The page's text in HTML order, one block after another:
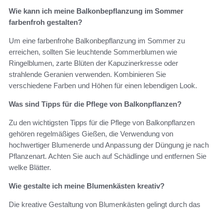
Wie kann ich meine Balkonbepflanzung im Sommer
farbenfroh gestalten?
Um eine farbenfrohe Balkonbepflanzung im Sommer zu
erreichen, sollten Sie leuchtende Sommerblumen wie
Ringelblumen, zarte Blüten der Kapuzinerkresse oder
strahlende Geranien verwenden. Kombinieren Sie
verschiedene Farben und Höhen für einen lebendigen Look.
Was sind Tipps für die Pflege von Balkonpflanzen?
Zu den wichtigsten Tipps für die Pflege von Balkonpflanzen
gehören regelmäßiges Gießen, die Verwendung von
hochwertiger Blumenerde und Anpassung der Düngung je nach
Pflanzenart. Achten Sie auch auf Schädlinge und entfernen Sie
welke Blätter.
Wie gestalte ich meine Blumenkästen kreativ?
Die kreative Gestaltung von Blumenkästen gelingt durch das